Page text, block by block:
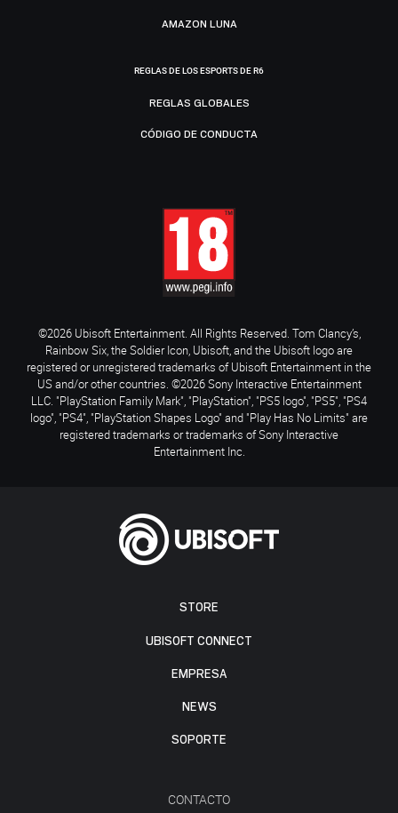
STORE
UBISOFT CONNECT
EMPRESA
NEWS
SOPORTE
CONTACTO
AMAZON LUNA
REGLAS DE LOS ESPORTS DE R6
REGLAS GLOBALES
CÓDIGO DE CONDUCTA
©2026 Ubisoft Entertainment. All Rights Reserved. Tom Clancy’s,
Rainbow Six, the Soldier Icon, Ubisoft, and the Ubisoft logo are
registered or unregistered trademarks of Ubisoft Entertainment in the
US and/or other countries. ©2026 Sony Interactive Entertainment
LLC. "PlayStation Family Mark", "PlayStation", "PS5 logo", "PS5", "PS4
logo", "PS4", "PlayStation Shapes Logo" and "Play Has No Limits" are
registered trademarks or trademarks of Sony Interactive
Entertainment Inc.